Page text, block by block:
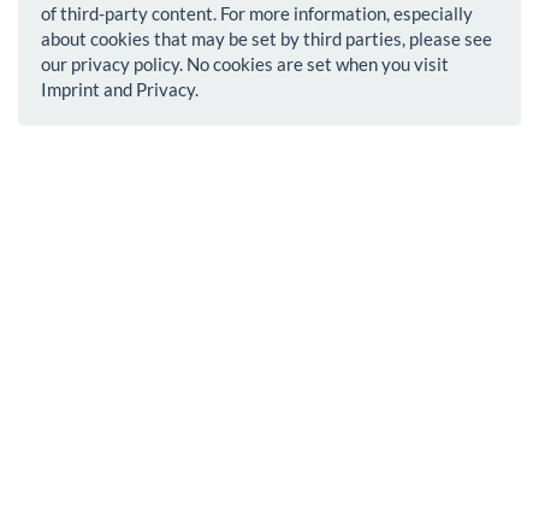
of third-party content. For more information, especially
about cookies that may be set by third parties, please see
our privacy policy. No cookies are set when you visit
Imprint and Privacy.